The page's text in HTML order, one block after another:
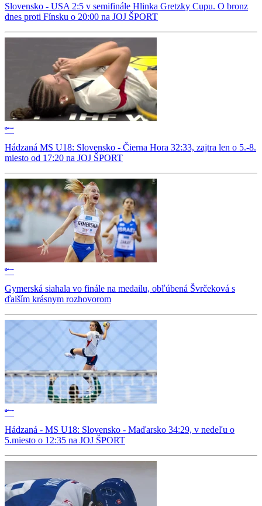
Slovensko - USA 2:5 v semifinále Hlinka Gretzky Cupu. O bronz
dnes proti Fínsku o 20:00 na JOJ ŠPORT
Hádzaná MS U18: Slovensko - Čierna Hora 32:33, zajtra len o 5.-8.
miesto od 17:20 na JOJ ŠPORT
Gymerská siahala vo finále na medailu, obľúbená Švrčeková s
ďalším krásnym rozhovorom
Hádzaná - MS U18: Slovensko - Maďarsko 34:29, v nedeľu o
5.miesto o 12:35 na JOJ ŠPORT